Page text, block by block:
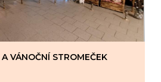
VÁNOČNÍ STROMEČEK